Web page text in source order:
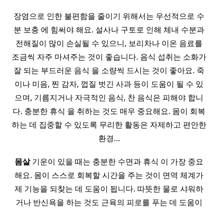
장염으로 인한 불편함을 줄이기 위해서는 우선적으로 수
분 보충 에 힘써야 해요. 설사나 구토로 인해 체내 수분과
전해질이 많이 손실될 수 있으니, 보리차나 이온 음료를
조금씩 자주 마셔주는 것이 좋습니다. 음식 섭취는 소화가
잘 되는 부드러운 음식 을 소량씩 드시는 것이 좋아요. 죽
이나 미음, 찐 감자, 껍질 벗긴 사과 등이 도움이 될 수 있
으며, 기름지거나 자극적인 음식, 찬 음식은 피해야 합니
다. 충분한 휴식 을 취하는 것도 매우 중요해요. 몸이 회복
하는 데 집중할 수 있도록 무리한 활동은 자제하고 편안한
환경…
몸살기운이 있을 때는 충분한 수면과 휴식 이 가장 중요
해요. 몸이 스스로 회복할 시간을 주는 것이 면역 체계가
제 기능을 되찾는 데 도움이 됩니다. 따뜻한 물로 샤워하
거나 반신욕을 하는 것도 근육의 피로를 푸는 데 도움이